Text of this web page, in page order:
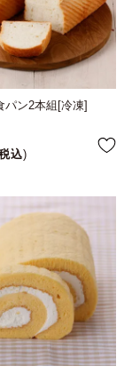
パン2本組[冷凍]
込